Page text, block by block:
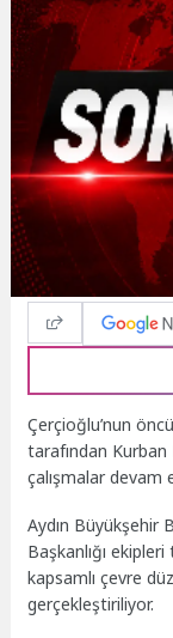
Çerçioğlu’nun
tarafından
çalışmalar devam
Aydın Büyükşehir
Başkanlığı
kapsamlı çevre
gerçekleştiriliyor.